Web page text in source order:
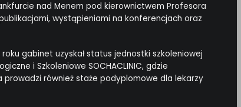
nad Menem pod kierownictwem Profesora
wystąpieniami na konferencjach oraz
gabinet uzyskał status jednostki szkoleniowej
i Szkoleniowe SOCHACLINIC, gdzie
również staże podyplomowe dla lekarzy